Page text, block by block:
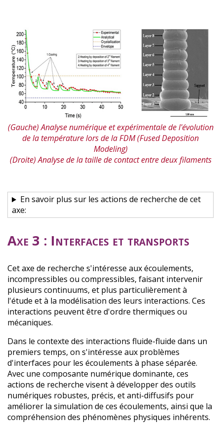
(Gauche) Analyse numérique et expérimentale de l'évolution
de la température lors de la FDM (Fused Deposition
Modeling)
(Droite) Analyse de la taille de contact entre deux filaments
En savoir plus sur les actions de recherche de cet
axe:
Axe 3 : Interfaces et transports
Cet axe de recherche s'intéresse aux écoulements,
incompressibles ou compressibles, faisant intervenir
plusieurs continuums, et plus particulièrement à
l'étude et à la modélisation des leurs interactions. Ces
interactions peuvent être d'ordre thermiques ou
mécaniques.
Dans le contexte des interactions fluide-fluide dans un
premiers temps, on s'intéresse aux problèmes
d'interfaces pour les écoulements à phase séparée.
Avec une composante numérique dominante, ces
actions de recherche visent à développer des outils
numériques robustes, précis, et anti-diffusifs pour
améliorer la simulation de ces écoulements, ainsi que la
compréhension des phénomènes physiques inhérents.